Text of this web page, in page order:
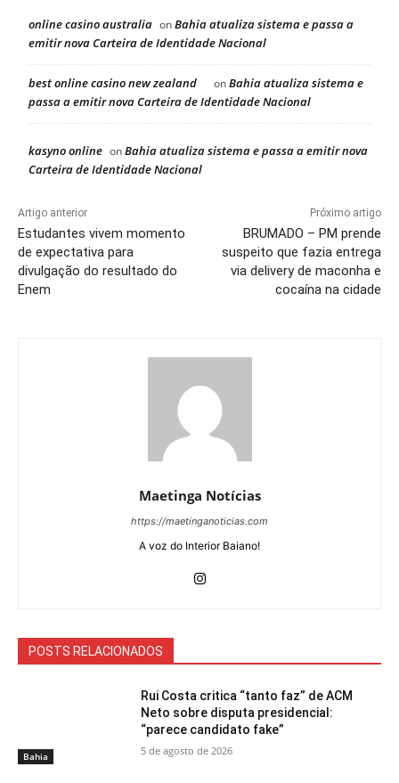
online casino australia onBahia atualiza sistema e passa a
emitir nova Carteira de Identidade Nacional
best online casino new zealand onBahia atualiza sistema e
passa a emitir nova Carteira de Identidade Nacional
kasyno online onBahia atualiza sistema e passa a emitir nova
Carteira de Identidade Nacional
Artigo anterior
Estudantes vivem momento
de expectativa para
divulgação do resultado do
Enem
Próximo artigo
BRUMADO – PM prende
suspeito que fazia entrega
via delivery de maconha e
cocaína na cidade
Maetinga Notícias
https://maetinganoticias.com
A voz do Interior Baiano!
POSTS RELACIONADOS
Bahia
Rui Costa critica “tanto faz” de ACM
Neto sobre disputa presidencial:
“parece candidato fake”
5 de agosto de 2026